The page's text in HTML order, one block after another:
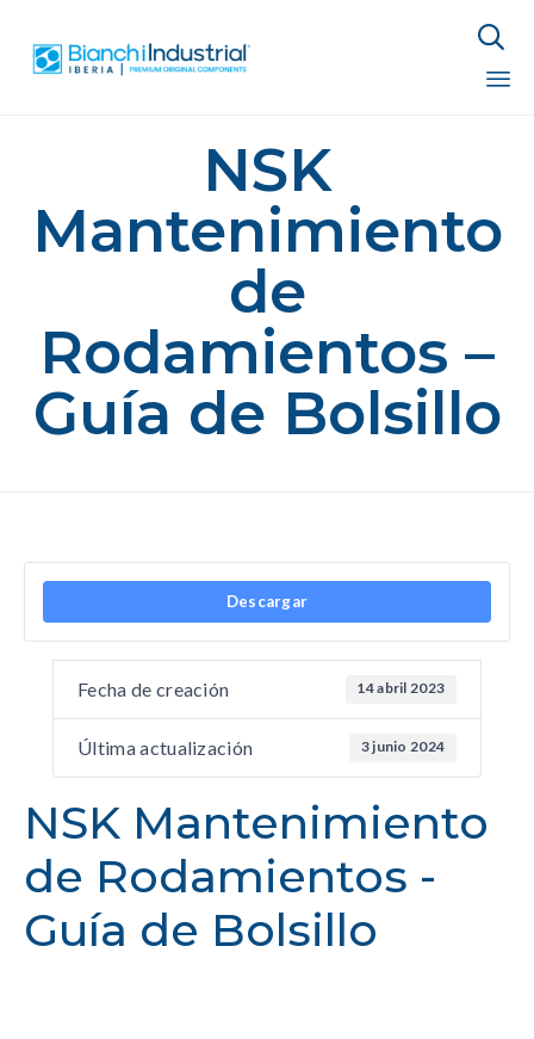

NSK
Mantenimiento
de
Rodamientos –
Guía de Bolsillo
Descargar
Fecha de creación 14 abril 2023
Última actualización 3 junio 2024
NSK Mantenimiento
de Rodamientos -
Guía de Bolsillo